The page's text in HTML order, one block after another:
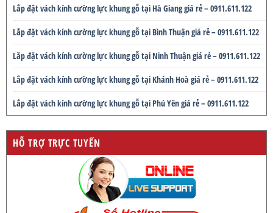
Lắp đặt vách kính cường lực khung gỗ tại Hà Giang giá rẻ – 0911.611.122
Lắp đặt vách kính cường lực khung gỗ tại Bình Thuận giá rẻ – 0911.611.122
Lắp đặt vách kính cường lực khung gỗ tại Ninh Thuận giá rẻ – 0911.611.122
Lắp đặt vách kính cường lực khung gỗ tại Khánh Hoà giá rẻ – 0911.611.122
Lắp đặt vách kính cường lực khung gỗ tại Phú Yên giá rẻ – 0911.611.122
HỖ TRỢ TRỰC TUYẾN